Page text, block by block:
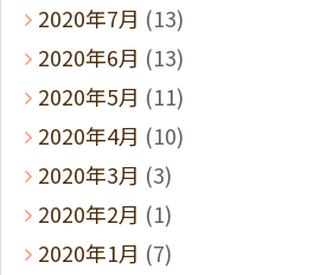
2020年7月 (13)
2020年6月 (13)
2020年5月 (11)
2020年4月 (10)
2020年3月 (3)
2020年2月 (1)
2020年1月 (7)